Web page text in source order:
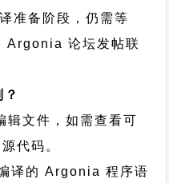
准备阶段，仍需等
Argonia 论坛发帖联
文件，如需查看可
代码。
译的 Argonia 程序语